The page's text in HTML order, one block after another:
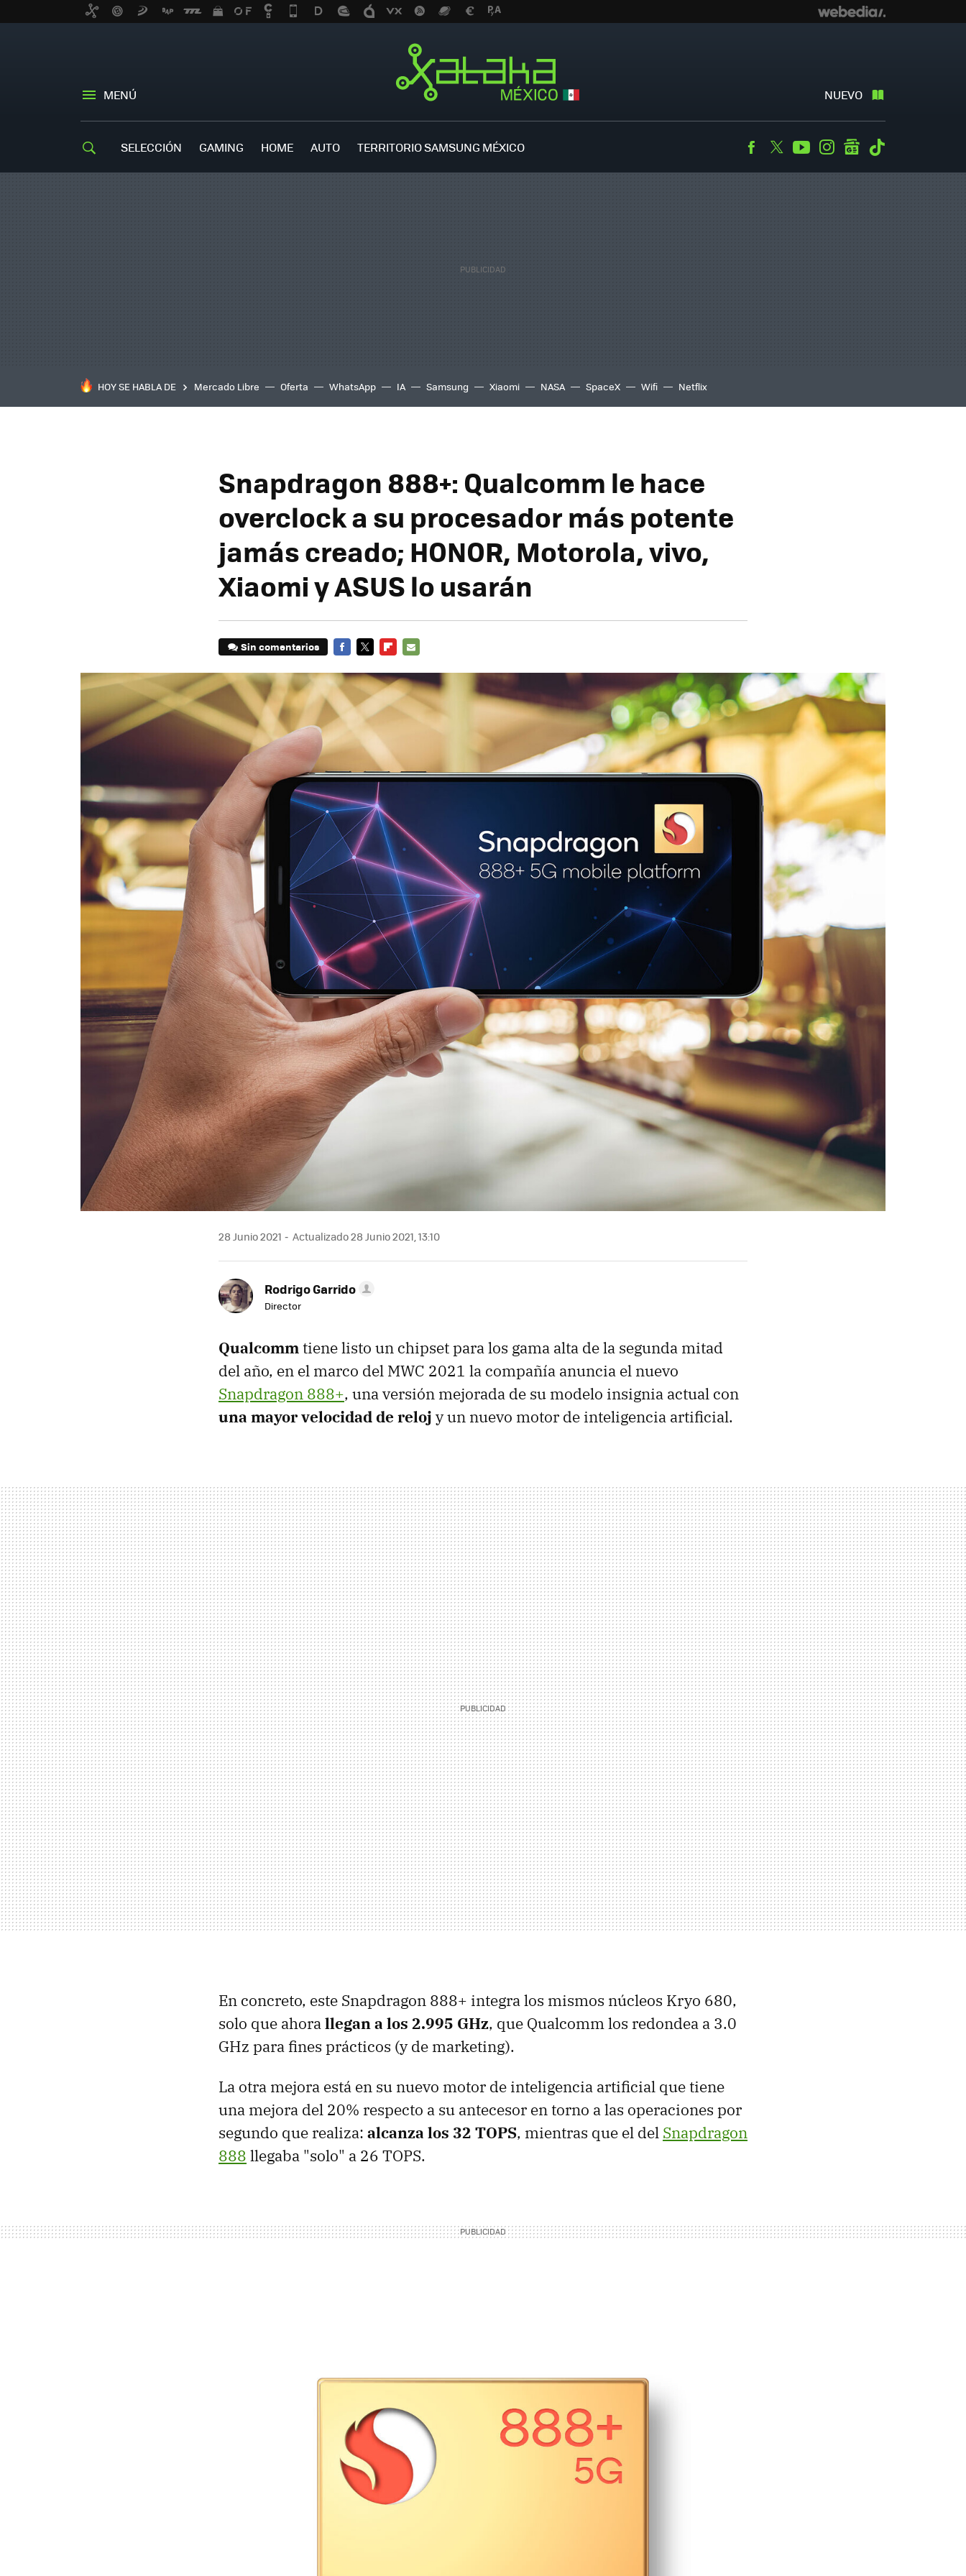
MENÚ NUEVO
SELECCIÓN GAMING HOME AUTO TERRITORIO SAMSUNG MÉXICO Facebook
TwitterYoutubeInstagramgooglenews
HOY SE HABLA DE Mercado Libre Oferta WhatsApp IA Samsung Xiaomi NASA SpaceX Wifi Netflix
Snapdragon 888+: Qualcomm le hace
overclock a su procesador más potente
jamás creado; HONOR, Motorola, vivo,
Xiaomi y ASUS lo usarán
Sin comentarios
MAIL
28 Junio 2021 Actualizado 28 Junio 2021, 13:10
Rodrigo Garrido
Director
Qualcomm tiene listo un chipset para los gama alta de la segunda mitad
del año, en el marco del MWC 2021 la compañía anuncia el nuevo
Snapdragon 888+, una versión mejorada de su modelo insignia actual con
una mayor velocidad de reloj y un nuevo motor de inteligencia artificial.
En concreto, este Snapdragon 888+ integra los mismos núcleos Kryo 680,
solo que ahora llegan a los 2.995 GHz, que Qualcomm los redondea a 3.0
GHz para fines prácticos (y de marketing).
La otra mejora está en su nuevo motor de inteligencia artificial que tiene
una mejora del 20% respecto a su antecesor en torno a las operaciones por
segundo que realiza: alcanza los 32 TOPS, mientras que el del Snapdragon
888 llegaba "solo" a 26 TOPS.